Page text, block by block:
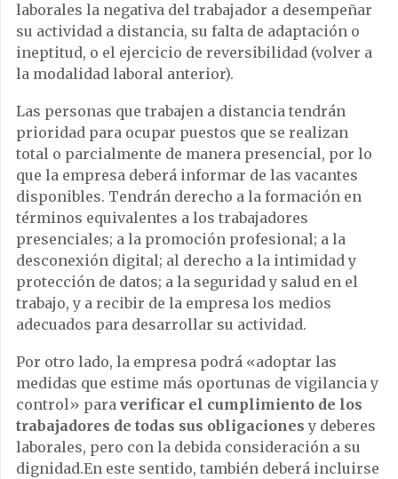
laborales la negativa del trabajador a desempeñar
su actividad a distancia, su falta de adaptación o
ineptitud, o el ejercicio de reversibilidad (volver a
la modalidad laboral anterior).
Las personas que trabajen a distancia tendrán
prioridad para ocupar puestos que se realizan
total o parcialmente de manera presencial, por lo
que la empresa deberá informar de las vacantes
disponibles. Tendrán derecho a la formación en
términos equivalentes a los trabajadores
presenciales; a la promoción profesional; a la
desconexión digital; al derecho a la intimidad y
protección de datos; a la seguridad y salud en el
trabajo, y a recibir de la empresa los medios
adecuados para desarrollar su actividad.
Por otro lado, la empresa podrá «adoptar las
medidas que estime más oportunas de vigilancia y
control» para verificar el cumplimiento de los
trabajadores de todas sus obligaciones y deberes
laborales, pero con la debida consideración a su
dignidad.En este sentido, también deberá incluirse